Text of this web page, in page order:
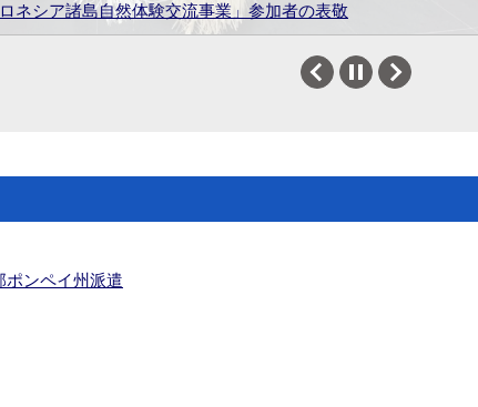
ロネシア諸島自然体験交流事業」参加者の表敬
JAAによる廃棄物調査イベント
ア短期大学「水産海事学校能力向上計画」引渡し式
天皇誕生日レセプションの開催
Previous Next
ポンペイ州派遣